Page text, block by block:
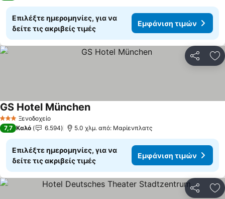
Επιλέξτε ημερομηνίες, για να
δείτε τις ακριβείς τιμές
Εμφάνιση τιμών
3 ΑστέριαΞενοδοχείο
GS Hotel MünchenΕμφάνιση τιμών
7,7 Καλό 6.594 5.0 χλμ. από: Μαρίενπλατς
Επιλέξτε ημερομηνίες, για να
δείτε τις ακριβείς τιμές
Εμφάνιση τιμών